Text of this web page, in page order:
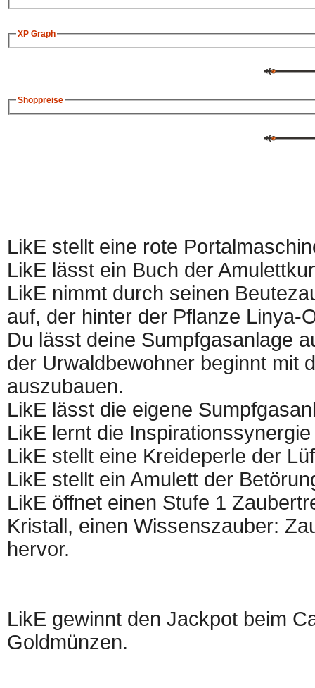
XP Graph
Shoppreise
LikE stellt eine rote
LikE lässt ein Buch der
LikE nimmt durch seinen
auf, der hinter der Pflanze Linya-
Du lässt deine Sumpfgasanlage
der Urwaldbewohner beginnt mit
auszubauen.
LikE lässt die eigene
LikE lernt die
LikE stellt eine Kreideperle der
LikE stellt ein Amulett der
LikE öffnet einen Stufe 1
Kristall, einen Wissenszauber:
hervor.
LikE gewinnt den Jackpot beim
Goldmünzen.